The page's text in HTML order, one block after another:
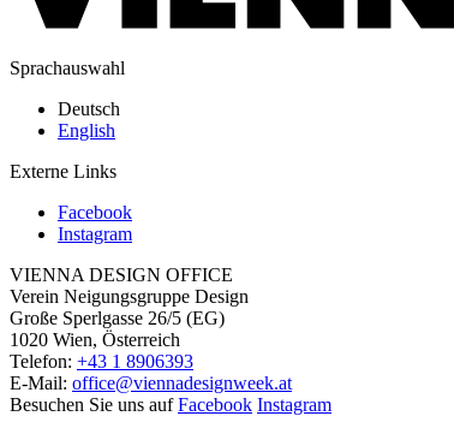
Sprachauswahl
Deutsch
English
Externe Links
Facebook
Instagram
VIENNA DESIGN OFFICE
Verein Neigungsgruppe Design
Große Sperlgasse 26/5 (EG)
1020 Wien, Österreich
Telefon: +43 1 8906393
E-Mail: office@viennadesignweek.at
Besuchen Sie uns aufFacebook Instagram